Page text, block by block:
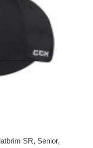
SR, Senior,